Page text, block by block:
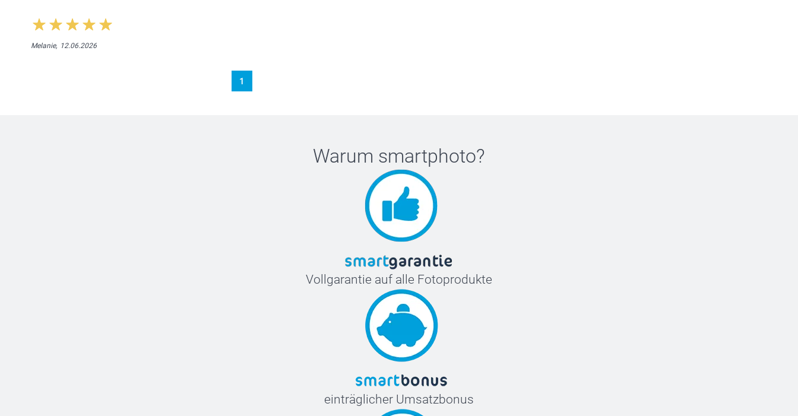
Melanie, 12.06.2026
1
Warum smartphoto?
Vollgarantie auf alle Fotoprodukte
einträglicher Umsatzbonus